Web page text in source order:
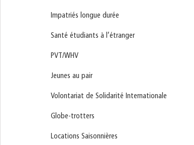
Impatriés longue durée
Santé étudiants à l’étranger
PVT/WHV
Jeunes au pair
Volontariat de Solidarité Internationale
Globe-trotters
Locations Saisonnières